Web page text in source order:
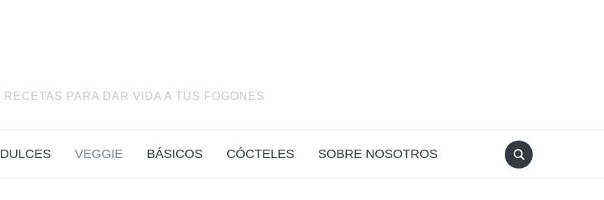
RECETAS PARA DAR VIDA A TUS FOGONES
DULCES VEGGIE BÁSICOS CÓCTELES SOBRE NOSOTROS